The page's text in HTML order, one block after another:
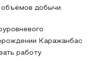
объёмов добычи.
Каражанбас
работу